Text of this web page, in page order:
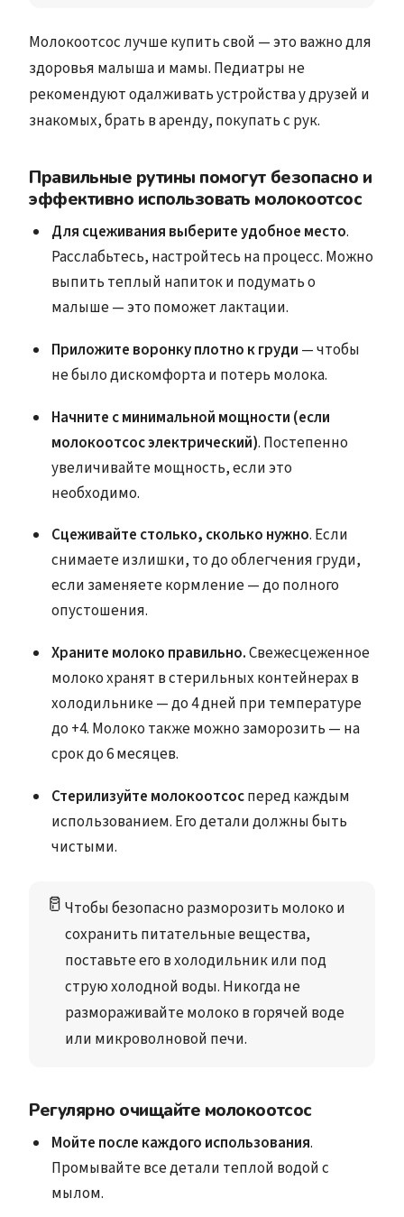
Молокоотсос лучше купить свой — это важно для
здоровья малыша и мамы. Педиатры не
рекомендуют одалживать устройства у друзей и
знакомых, брать в аренду, покупать с рук.
Правильные рутины помогут безопасно и
эффективно использовать молокоотсос
Для сцеживания выберите удобное место.
Расслабьтесь, настройтесь на процесс. Можно
выпить теплый напиток и подумать о
малыше — это поможет лактации.
Приложите воронку плотно к груди — чтобы
не было дискомфорта и потерь молока.
Начните с минимальной мощности (если
молокоотсос электрический). Постепенно
увеличивайте мощность, если это
необходимо.
Сцеживайте столько, сколько нужно. Если
снимаете излишки, то до облегчения груди,
если заменяете кормление — до полного
опустошения.
Храните молоко правильно.Свежесцеженное
молоко хранят в стерильных контейнерах в
холодильнике — до 4 дней при температуре
до +4. Молоко также можно заморозить — на
срок до 6 месяцев.
Стерилизуйте молокоотсосперед каждым
использованием. Его детали должны быть
чистыми.
🥛Чтобы безопасно разморозить молоко и
сохранить питательные вещества,
поставьте его в холодильник или под
струю холодной воды. Никогда не
размораживайте молоко в горячей воде
или микроволновой печи.
Регулярно очищайте молокоотсос
Мойте после каждого использования.
Промывайте все детали теплой водой с
мылом.